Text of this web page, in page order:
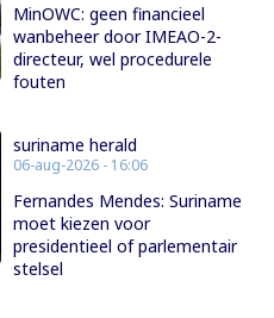
MinOWC: geen financieel
wanbeheer door IMEAO-2-
directeur, wel procedurele
fouten
suriname herald
06-aug-2026 - 16:06
Fernandes Mendes: Suriname
moet kiezen voor
presidentieel of parlementair
stelsel